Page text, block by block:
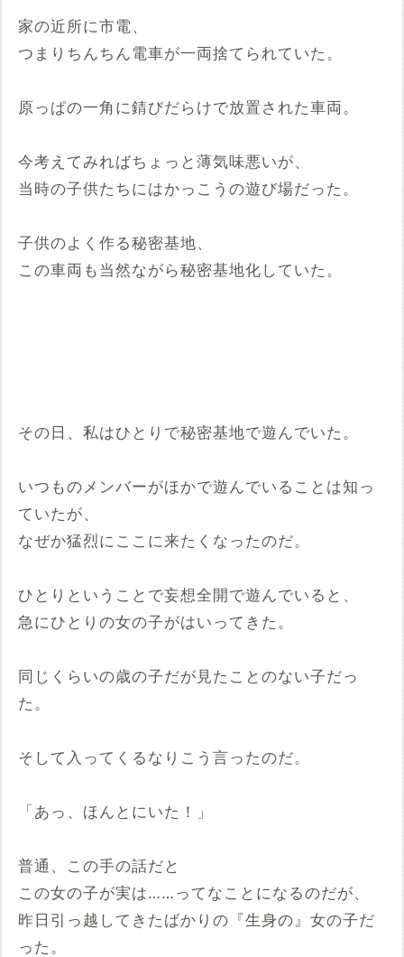
00時間00分00秒
再生開始の時間を指定する場合は入力してください
家の近所に市電、
つまりちんちん電車が一両捨てられていた。
原っぱの一角に錆びだらけで放置された車両。
今考えてみればちょっと薄気味悪いが、
当時の子供たちにはかっこうの遊び場だった。
子供のよく作る秘密基地、
この車両も当然ながら秘密基地化していた。
その日、私はひとりで秘密基地で遊んでいた。
いつものメンバーがほかで遊んでいることは知っ
ていたが、
なぜか猛烈にここに来たくなったのだ。
ひとりということで妄想全開で遊んでいると、
急にひとりの女の子がはいってきた。
同じくらいの歳の子だが見たことのない子だっ
た。
そして入ってくるなりこう言ったのだ。
「あっ、ほんとにいた！」
普通、この手の話だと
この女の子が実は……ってなことになるのだが、
昨日引っ越してきたばかりの『生身の』女の子だ
った。